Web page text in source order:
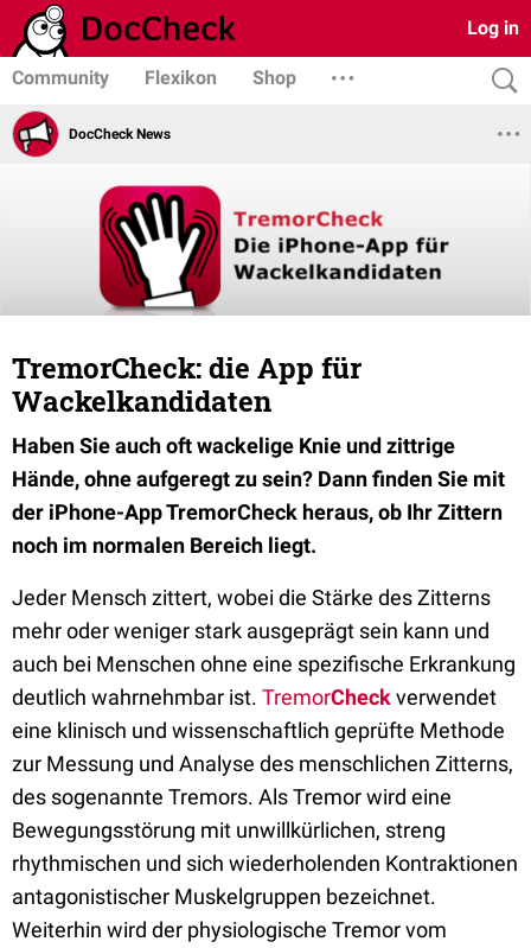
Log in
Community Flexikon Shop
DocCheck News
TremorCheck: die App für
Wackelkandidaten
Haben Sie auch oft wackelige Knie und zittrige
Hände, ohne aufgeregt zu sein? Dann finden Sie mit
der iPhone-App TremorCheck heraus, ob Ihr Zittern
noch im normalen Bereich liegt.
Jeder Mensch zittert, wobei die Stärke des Zitterns
mehr oder weniger stark ausgeprägt sein kann und
auch bei Menschen ohne eine spezifische Erkrankung
deutlich wahrnehmbar ist. TremorCheckverwendet
eine klinisch und wissenschaftlich geprüfte Methode
zur Messung und Analyse des menschlichen Zitterns,
des sogenannte Tremors. Als Tremor wird eine
Bewegungsstörung mit unwillkürlichen, streng
rhythmischen und sich wiederholenden Kontraktionen
antagonistischer Muskelgruppen bezeichnet.
Weiterhin wird der physiologische Tremor vom